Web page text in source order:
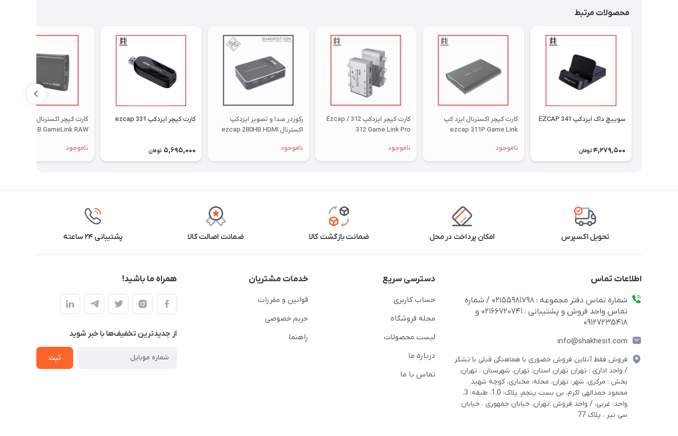
محصولات مرتبط
سوییچ داک ایزدکپ 341 EZCAP
4,279,500 تومان
کارت کپچر اکسترنال ایزد کپ
ezcap 311P Game Link
ناموجود
کارت کپچر ایزدکپ 312 / Ezcap
312 Game Link Pro
ناموجود
رکوردر صدا و تصویر ایزدکپ
اکسترنال ezcap 280HB HDMI
ناموجود
کارت کپچر ایزدکپ ezcap 331
5,695,000 تومان
کارت کپچر اکسترنال ایزدکپ
ezcap 321B GameLink RAW
ناموجود
تحویل اکسپرس امکان پرداخت در محل ضمانت بازگشت کالا ضمانت اصالت کالا پشتیبانی ۲۴ ساعته
اطلاعات تماس
شماره تماس دفتر مجموعه : 02155981798 / شماره
تماس واحد فروش و پشتیبانی : 02166720741 و
09127235418
info@shakhesit.com
فروش فقط آنلاین فروش حضوری با هماهنگی قبلی با تشکر
/ واحد اداری : تهران تهران استان: تهران، شهرستان : تهران،
بخش : مرکزی، شهر: تهران، محله: مختاری، کوچه شهید
محمود حمدالهی اکرم، بن بست پنجم، پلاک: 1.0، طبقه: 3،
واحد: غربی، / واحد فروش :تهران، خیابان جمهوری ، خیابان
سی تیر ، پلاک 77
دسترسی سریع
حساب کاربری
مجله فروشگاه
لیست محصولات
درباره ما
تماس با ما
خدمات مشتریان
قوانین و مقررات
حریم خصوصی
راهنما
همراه ما باشید!
از جدید‌ترین تخفیف‌ها با‌ خبر شوید
ثبت